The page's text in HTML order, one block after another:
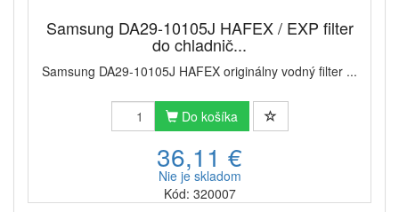
Samsung DA29-10105J HAFEX / EXP filter
do chladnič...
Samsung DA29-10105J HAFEX originálny vodný filter ...
Do košíka
36,11 €
Nie je skladom
Kód: 320007